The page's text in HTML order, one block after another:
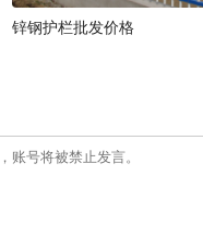
锌钢护栏批发价格